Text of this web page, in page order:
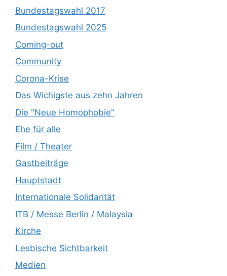
Bundestagswahl 2017
Bundestagswahl 2025
Coming-out
Community
Corona-Krise
Das Wichigste aus zehn Jahren
Die "Neue Homophobie"
Ehe für alle
Film / Theater
Gastbeiträge
Hauptstadt
Internationale Solidarität
ITB / Messe Berlin / Malaysia
Kirche
Lesbische Sichtbarkeit
Medien